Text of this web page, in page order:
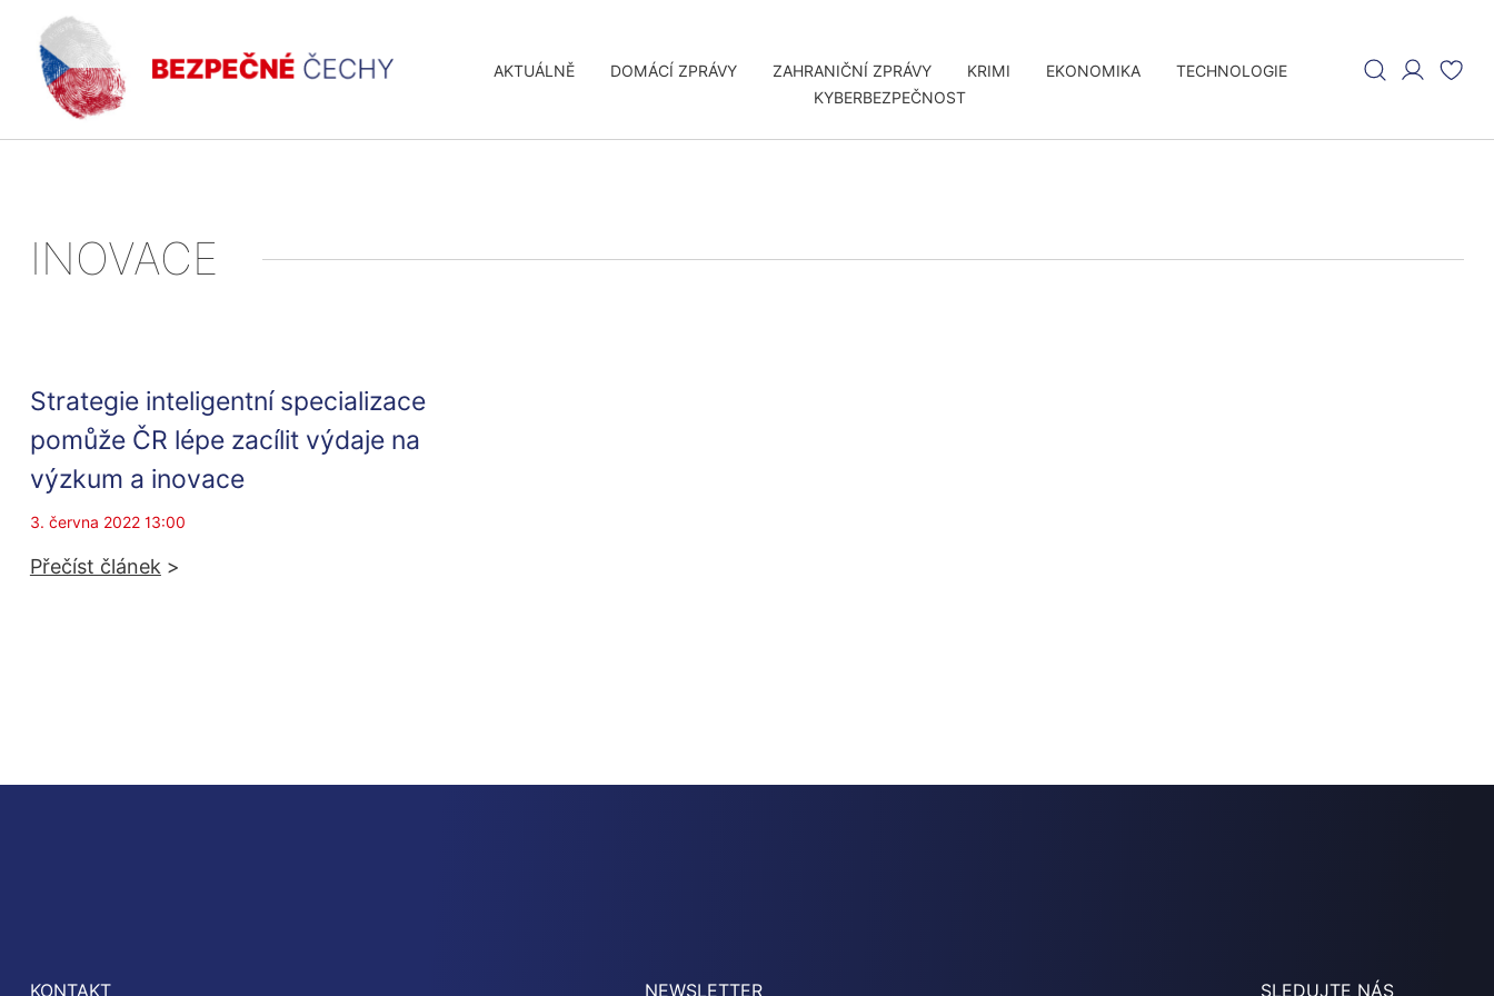
AKTUÁLNĚ DOMÁCÍ ZPRÁVY ZAHRANIČNÍ ZPRÁVY KRIMI EKONOMIKA
TECHNOLOGIE
KYBERBEZPEČNOST
INOVACE
Strategie inteligentní specializace
pomůže ČR lépe zacílit výdaje na
výzkum a inovace
3. června 2022 13:00
Přečíst článek >
KONTAKT NEWSLETTER SLEDUJTE NÁS